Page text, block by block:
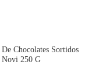
Site
De Chocolates Sortidos
250 G